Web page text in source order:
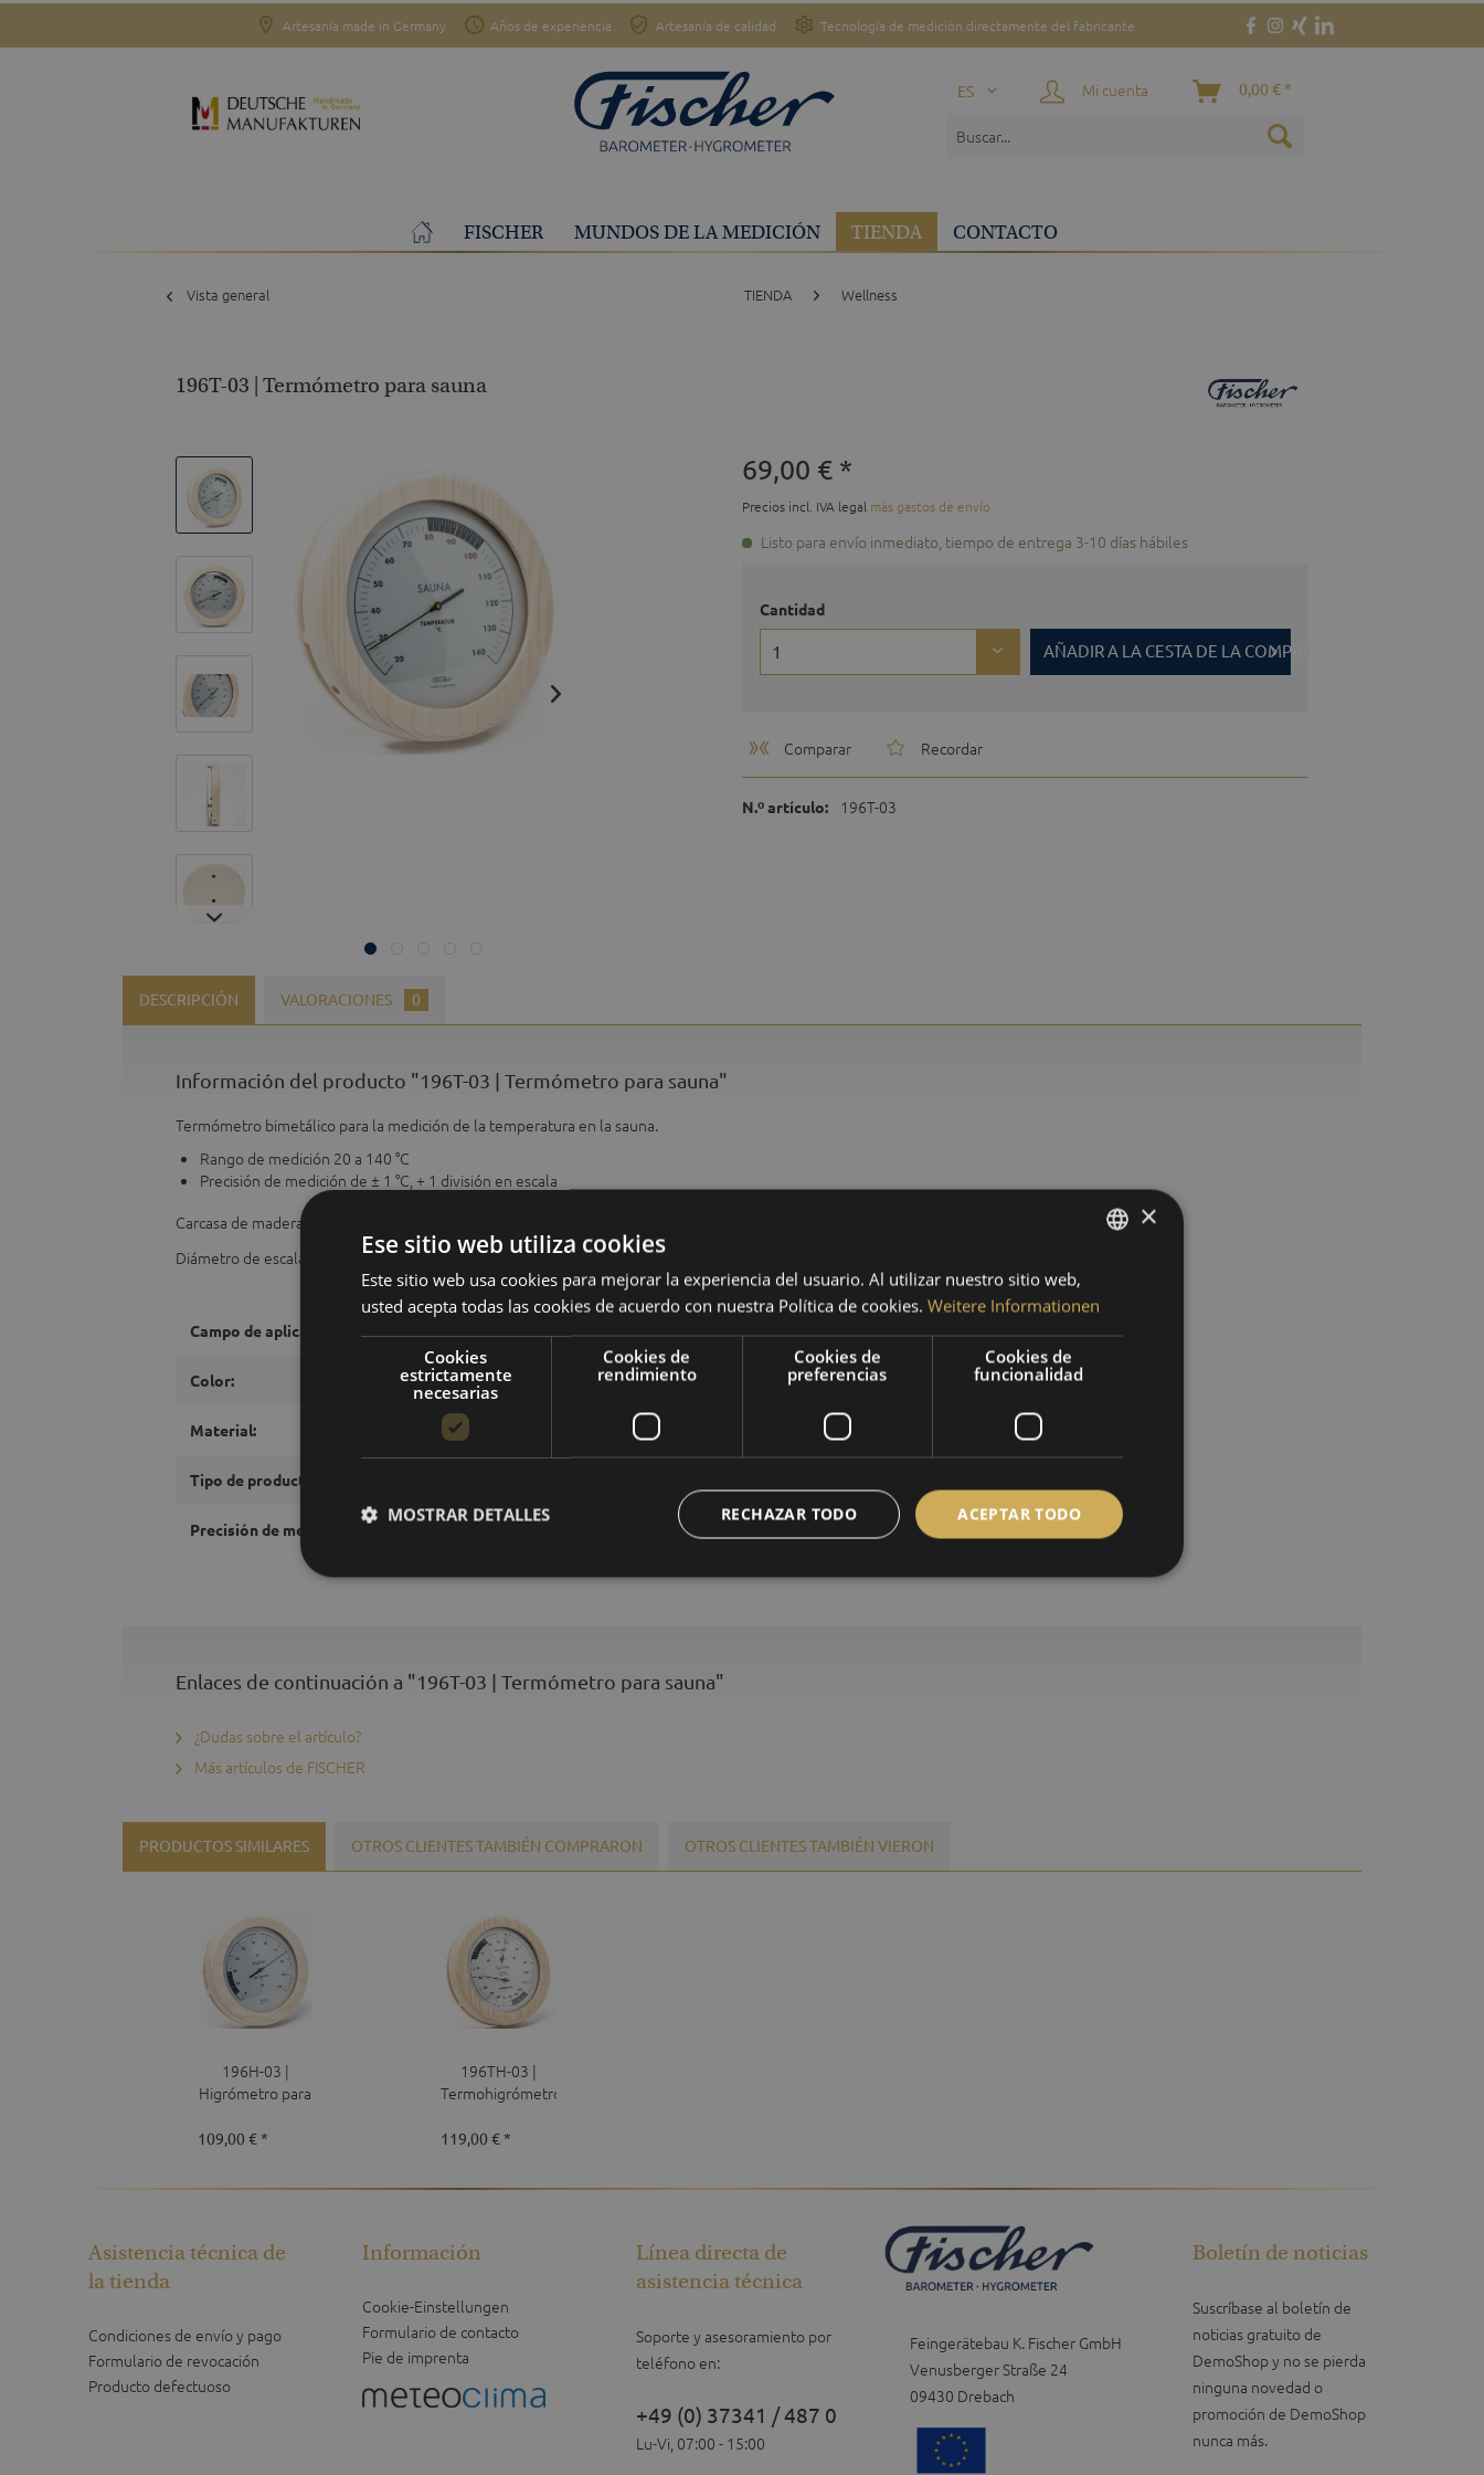
Artesanía made in Germany Años de experiencia Artesanía de calidad Tecnología de medición directamente del fabricante
ES Mi cuenta 0,00 € *
FISCHER MUNDOS DE LA MEDICIÓN TIENDA CONTACTO
Vista general TIENDA Wellness
196T-03 | Termómetro para sauna
69,00 € *
Precios incl. IVA legal más gastos de envío
Listo para envío inmediato, tiempo de entrega 3-10 días hábiles
Cantidad
AÑADIR A LA CESTA DE LA COMPRA
Comparar Recordar
N.º artículo: 196T-03
DESCRIPCIÓN VALORACIONES 0
Información del producto "196T-03 | Termómetro para sauna"
Termómetro bimetálico para la medición de la temperatura en la sauna.
Rango de medición 20 a 140 °C
Precisión de medición de ± 1 °C, + 1 división en escala
Carcasa de madera. Diámetro: 155 mm.
Diámetro de escala: 130 mm.
Campo de aplicación: sauna
Color: 03 - pino
Material:
Tipo de producto:
Precisión de medición termómetro: ± 1 K, + 1 división de escala
Enlaces de continuación a "196T-03 | Termómetro para sauna"
¿Dudas sobre el artículo?
Más artículos de FISCHER
PRODUCTOS SIMILARES OTROS CLIENTES TAMBIÉN COMPRARON OTROS CLIENTES TAMBIÉN VIERON
196H-03 |
Higrómetro para
109,00 € *
196TH-03 |
Termohigrómetro
119,00 € *
Feingerätebau K. Fischer GmbH
Venusberger Straße 24
09430 Drebach
Asistencia técnica de
la tienda
Condiciones de envío y pago
Formulario de revocación
Producto defectuoso
Información
Cookie-Einstellungen
Formulario de contacto
Pie de imprenta
Línea directa de
asistencia técnica
Soporte y asesoramiento por
teléfono en:
+49 (0) 37341 / 487 0
Lu-Vi, 07:00 - 15:00
Boletín de noticias
Suscríbase al boletín de
noticias gratuito de
DemoShop y no se pierda
ninguna novedad o
promoción de DemoShop
nunca más.
ENGLISH
×
Ese sitio web utiliza cookies
Este sitio web usa cookies para mejorar la experiencia del usuario. Al utilizar nuestro sitio web,
usted acepta todas las cookies de acuerdo con nuestra Política de cookies. Weitere Informationen
Cookies
estrictamente
necesarias
Cookies de
rendimiento
Cookies de
preferencias
Cookies de
funcionalidad
ACEPTAR TODO
RECHAZAR TODO
MOSTRAR DETALLES